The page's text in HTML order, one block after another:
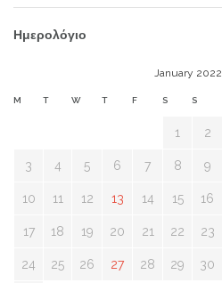
Ημερολόγιο
January 2022
M T W T F S S
1 2
3 4 5 6 7 8 9
10 11 12 13 14 15 16
17 18 19 20 21 22 23
24 25 26 27 28 29 30